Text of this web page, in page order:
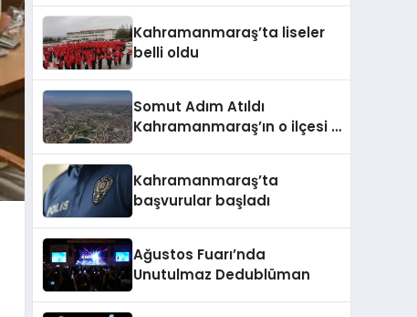
Kahramanmaraş’ta liseler
belli oldu
Somut Adım Atıldı
Kahramanmaraş’ın o ilçesi il
Kahramanmaraş’ta
başvurular başladı
Ağustos Fuarı’nda
Unutulmaz Dedublüman